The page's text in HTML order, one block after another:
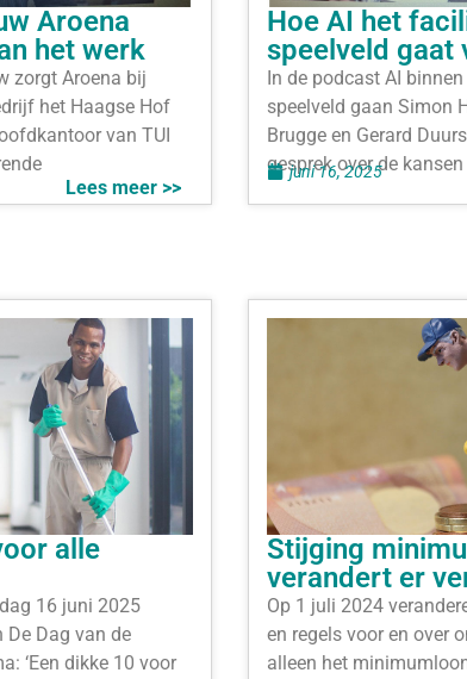
Aroena
het werk
zorgt Aroena bij
het Haagse Hof
van TUI
Lees meer >>
Hoe AI het
speelveld gaat
In de podcast AI
speelveld gaan Simon
Brugge en Gerard
gesprek over de
juni 16, 2025
alle
16 juni 2025
De Dag van de
‘Een dikke 10 voor
Stijging
verandert er
Op 1 juli 2024
en regels voor en over
alleen het